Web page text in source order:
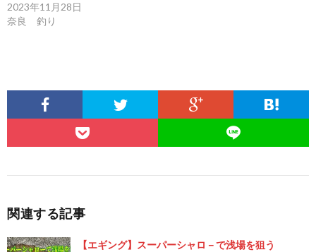
2023年11月28日
奈良 釣り
関連する記事
【エギング】スーパーシャロ－で浅場を狙う